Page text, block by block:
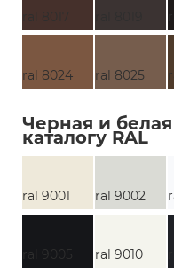
ral 8017
ral 8024 ral 8025
Черная и
каталогу RAL
ral 9001 ral 9002
ral 9005 ral 9010